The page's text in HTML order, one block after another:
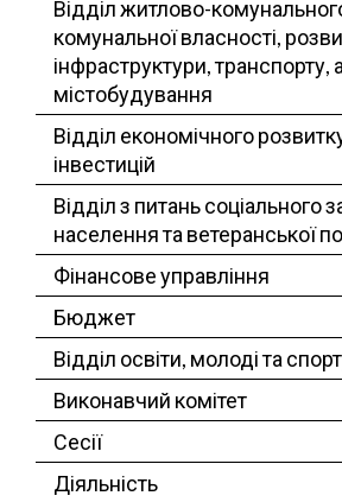
Відділ житлово-
комунальної власності,
інфраструктури, транспорту,
містобудування
Відділ економічного
інвестицій
Відділ з питань соціального
населення та ветеранської
Фінансове управління
Бюджет
Відділ освіти, молоді та
Виконавчий комітет
Сесії
Діяльність